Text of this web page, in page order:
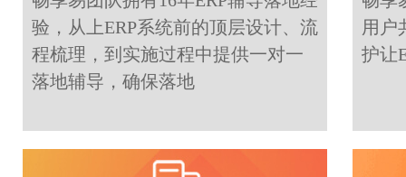
验，从上ERP系统前的顶层设计、流
程梳理，到实施过程中提供一对一
落地辅导，确保落地
用户
护让